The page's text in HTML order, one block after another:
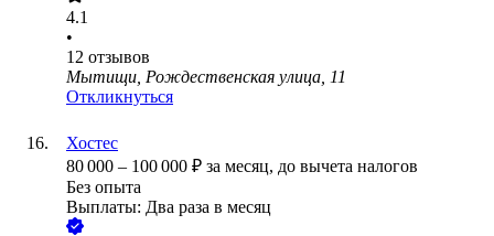
4.1
•
12 отзывов
Мытищи, Рождественская улица, 11
Откликнуться
Хостес
80 000 – 100 000 ₽ за месяц, до вычета налогов
Без опыта
Выплаты: Два раза в месяц